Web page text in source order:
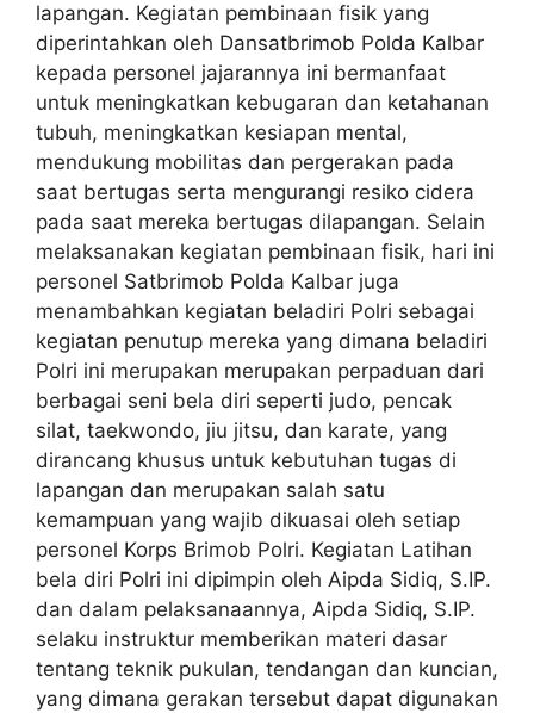
lapangan. Kegiatan pembinaan fisik yang
diperintahkan oleh Dansatbrimob Polda Kalbar
kepada personel jajarannya ini bermanfaat
untuk meningkatkan kebugaran dan ketahanan
tubuh, meningkatkan kesiapan mental,
mendukung mobilitas dan pergerakan pada
saat bertugas serta mengurangi resiko cidera
pada saat mereka bertugas dilapangan. Selain
melaksanakan kegiatan pembinaan fisik, hari ini
personel Satbrimob Polda Kalbar juga
menambahkan kegiatan beladiri Polri sebagai
kegiatan penutup mereka yang dimana beladiri
Polri ini merupakan merupakan perpaduan dari
berbagai seni bela diri seperti judo, pencak
silat, taekwondo, jiu jitsu, dan karate, yang
dirancang khusus untuk kebutuhan tugas di
lapangan dan merupakan salah satu
kemampuan yang wajib dikuasai oleh setiap
personel Korps Brimob Polri. Kegiatan Latihan
bela diri Polri ini dipimpin oleh Aipda Sidiq, S.IP.
dan dalam pelaksanaannya, Aipda Sidiq, S.IP.
selaku instruktur memberikan materi dasar
tentang teknik pukulan, tendangan dan kuncian,
yang dimana gerakan tersebut dapat digunakan